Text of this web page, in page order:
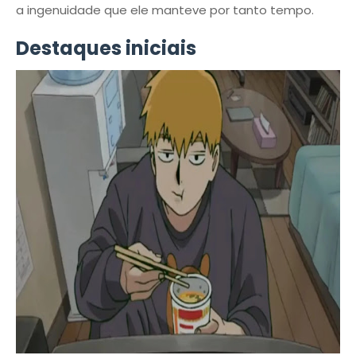
a ingenuidade que ele manteve por tanto tempo.
Destaques iniciais